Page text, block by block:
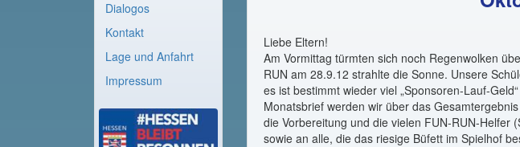
Dialogos
Kontakt
Lage und Anfahrt
Impressum
Liebe Eltern!
Am Vormittag türmten sich noch Regenwolken
RUN am 28.9.12 strahlte die Sonne. Unsere
es ist bestimmt wieder viel „Sponsoren-Lauf-
Monatsbrief werden wir über das
die Vorbereitung und die vielen FUN-RUN-Helfer
sowie an alle, die das riesige Büfett im Spielhof